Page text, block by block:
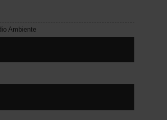
Ambiente